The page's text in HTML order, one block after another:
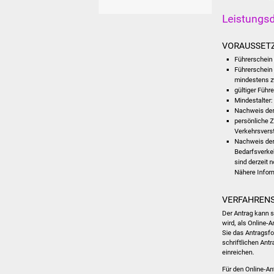
mindestens
gültiger
Mindestalter:
Nachweis
persönliche
Nachweis
sind derzeit
Nähere
Der Antrag kann
wird, als Online-
Sie das
schriftlichen
einreichen.
Für den Online-